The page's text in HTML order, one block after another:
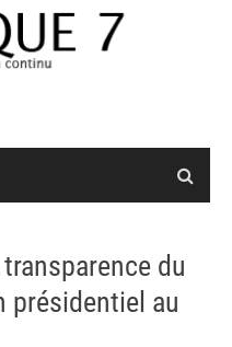
du
présidentiel au